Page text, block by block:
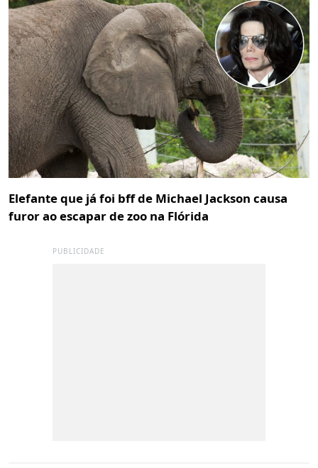
Elefante que já foi bff de Michael Jackson causa
furor ao escapar de zoo na Flórida
PUBLICIDADE